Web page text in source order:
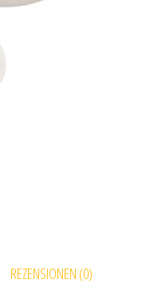
REZENSIONEN (0)